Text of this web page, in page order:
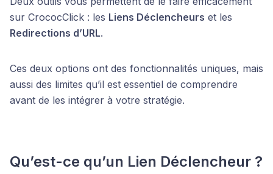
sur CrococClick : les Liens Déclencheurs et les
Redirections d’URL.
Ces deux options ont des fonctionnalités uniques, mais
aussi des limites qu’il est essentiel de comprendre
avant de les intégrer à votre stratégie.
Qu’est-ce qu’un Lien Déclencheur ?